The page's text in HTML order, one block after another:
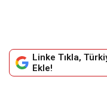
Linke Tıkla,
Ekle!